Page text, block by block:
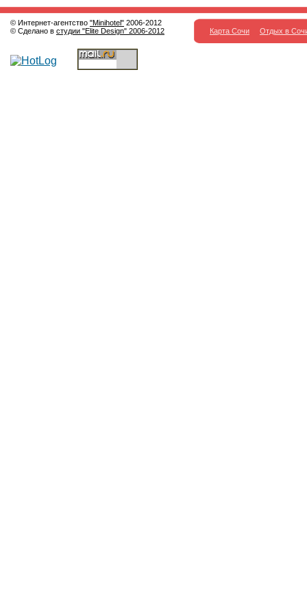
© Интернет-агентство "Minihotel" 2006-2012
© Сделано в студии "Elite Design" 2006-2012 Карта Сочи Отдых в